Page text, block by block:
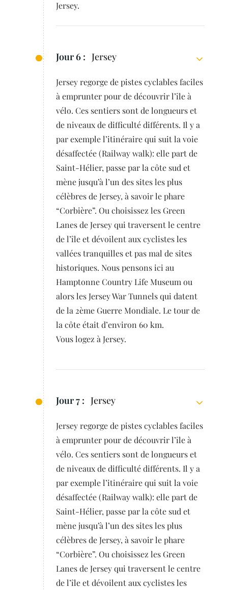
Jersey.
Jour 6 : Jersey
Jersey regorge de pistes cyclables faciles
à emprunter pour de découvrir l’île à
vélo. Ces sentiers sont de longueurs et
de niveaux de difficulté différents. Il y a
par exemple l’itinéraire qui suit la voie
désaffectée (Railway walk): elle part de
Saint-Hélier, passe par la côte sud et
mène jusqu’à l’un des sites les plus
célèbres de Jersey, à savoir le phare
“Corbière”. Ou choisissez les Green
Lanes de Jersey qui traversent le centre
de l’île et dévoilent aux cyclistes les
vallées tranquilles et pas mal de sites
historiques. Nous pensons ici au
Hamptonne Country Life Museum ou
alors les Jersey War Tunnels qui datent
de la 2ème Guerre Mondiale. Le tour de
la côte était d’environ 60 km.
Vous logez à Jersey.
Jour 7 : Jersey
Jersey regorge de pistes cyclables faciles
à emprunter pour de découvrir l’île à
vélo. Ces sentiers sont de longueurs et
de niveaux de difficulté différents. Il y a
par exemple l’itinéraire qui suit la voie
désaffectée (Railway walk): elle part de
Saint-Hélier, passe par la côte sud et
mène jusqu’à l’un des sites les plus
célèbres de Jersey, à savoir le phare
“Corbière”. Ou choisissez les Green
Lanes de Jersey qui traversent le centre
de l’île et dévoilent aux cyclistes les